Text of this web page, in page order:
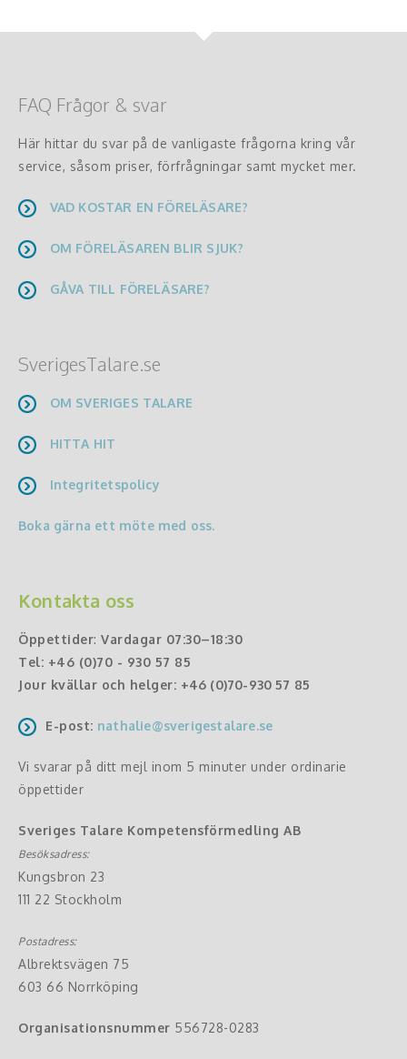
FAQ Frågor & svar
Här hittar du svar på de vanligaste frågorna kring vår
service, såsom priser, förfrågningar samt mycket mer.
VAD KOSTAR EN FÖRELÄSARE?
OM FÖRELÄSAREN BLIR SJUK?
GÅVA TILL FÖRELÄSARE?
SverigesTalare.se
OM SVERIGES TALARE
HITTA HIT
Integritetspolicy
Boka gärna ett möte med oss.
Kontakta oss
Öppettider: Vardagar 07:30–18:30
Tel: +46 (0)70 - 930 57 85
Jour kvällar och helger: +46 (0)70-930 57 85
E-post: nathalie@sverigestalare.se
Vi svarar på ditt mejl inom 5 minuter under ordinarie
öppettider
Sveriges Talare Kompetensförmedling AB
Besöksadress:
Kungsbron 23
111 22 Stockholm
Postadress:
Albrektsvägen 75
603 66 Norrköping
Organisationsnummer 556728-0283